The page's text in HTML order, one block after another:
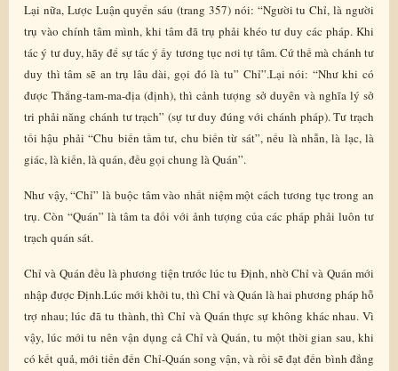
Lại nữa, Lược Luận quyển sáu (trang 357) nói: “Người tu Chỉ, là người
trụ vào chính tâm mình, khi tâm đã trụ phải khéo tư duy các pháp. Khi
tác ý tư duy, hãy để sự tác ý ấy tương tục nơi tự tâm. Cứ thế mà chánh tư
duy thì tâm sẽ an trụ lâu dài, gọi đó là tu” Chỉ”.Lại nói: “Như khi có
được Thắng-tam-ma-địa (định), thì cảnh tượng sở duyên và nghĩa lý sở
tri phải năng chánh tư trạch” (sự tư duy đúng với chánh pháp). Tư trạch
tối hậu phải “Chu biến tầm tư, chu biến từ sát”, nếu là nhẫn, là lạc, là
giác, là kiến, là quán, đều gọi chung là Quán”.
Như vậy, “Chỉ” là buộc tâm vào nhất niệm một cách tương tục trong an
trụ. Còn “Quán” là tâm ta đối với ảnh tượng của các pháp phải luôn tư
trạch quán sát.
Chỉ và Quán đều là phương tiện trước lúc tu Định, nhờ Chỉ và Quán mới
nhập được Định.Lúc mới khởi tu, thì Chỉ và Quán là hai phương pháp hỗ
trợ nhau; lúc đã tu thành, thì Chỉ và Quán thực sự không khác nhau. Vì
vậy, lúc mới tu nên vận dụng cả Chỉ và Quán, tu một thời gian sau, khi
có kết quả, mới tiến đến Chỉ-Quán song vận, và rồi sẽ đạt đến bình đẳng